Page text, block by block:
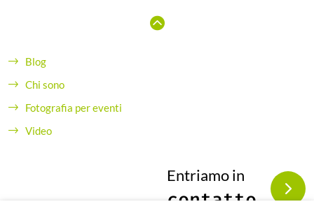
Blog
Chi sono
Fotografia per eventi
Video
Entriamo in
contatto